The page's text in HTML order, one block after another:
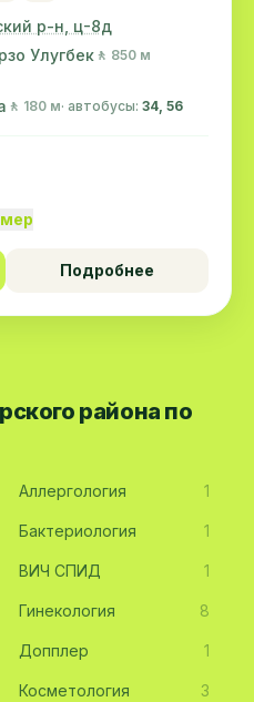
р-н, ц-8д
Улугбек 🚶 850 м
🚶 180 м· автобусы: 34, 56
Подробнее
района по
Аллергология 1
Бактериология 1
ВИЧ СПИД 1
Гинекология 8
Допплер 1
Косметология 3